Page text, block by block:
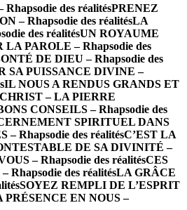
des réalitésPRENEZ
– Rhapsodie des réalitésLA
des réalitésUN ROYAUME
PAROLE – Rhapsodie des
DE DIEU – Rhapsodie des
SA PUISSANCE DIVINE –
IL NOUS A RENDUS GRANDS ET
CHRIST – LA PIERRE
CONSEILS – Rhapsodie des
SPIRITUEL DANS
Rhapsodie des réalitésC’EST LA
DE SA DIVINITÉ –
– Rhapsodie des réalitésCES
des réalitésLA GRÂCE
SOYEZ REMPLI DE L’ESPRIT
EN NOUS –